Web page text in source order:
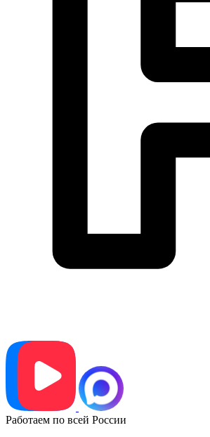
Работаем по всей России